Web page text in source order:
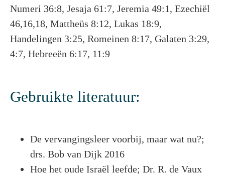
Numeri 36:8, Jesaja 61:7, Jeremia 49:1, Ezechiël
46,16,18, Mattheüs 8:12, Lukas 18:9,
Handelingen 3:25, Romeinen 8:17, Galaten 3:29,
4:7, Hebreeën 6:17, 11:9
Gebruikte literatuur:
De vervangingsleer voorbij, maar wat nu?;
drs. Bob van Dijk 2016
Hoe het oude Israël leefde; Dr. R. de Vaux